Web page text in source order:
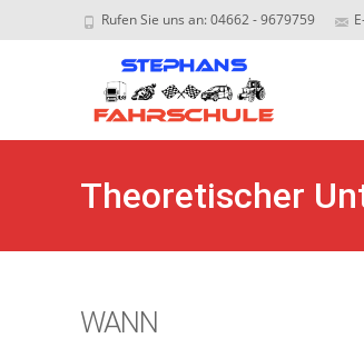
Rufen Sie uns an: 04662 - 9679759
Theoretischer
WANN